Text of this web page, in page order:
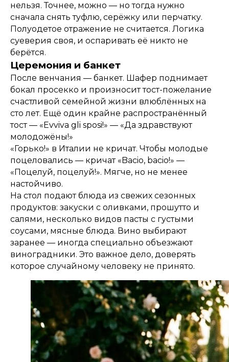
нельзя. Точнее, можно — но тогда нужно
сначала снять туфлю, серёжку или перчатку.
Полуодетое отражение не считается. Логика
суеверия своя, и оспаривать её никто не
берётся.
Церемония и банкет
После венчания — банкет. Шафер поднимает
бокал просекко и произносит тост-пожелание
счастливой семейной жизни влюблённых на
сто лет. Ещё один крайне распространённый
тост — «Evviva gli sposi!» — «Да здравствуют
молодожёны!»
«Горько!» в Италии не кричат. Чтобы молодые
поцеловались — кричат «Bacio, bacio!» —
«Поцелуй, поцелуй!». Мягче, но не менее
настойчиво.
На стол подают блюда из свежих сезонных
продуктов: закуски с оливками, прошутто и
салями, несколько видов пасты с густыми
соусами, мясные блюда. Вино выбирают
заранее — иногда специально объезжают
виноградники. Это важное дело, доверять
которое случайному человеку не принято.